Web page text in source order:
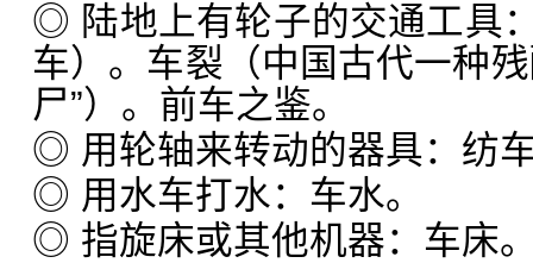
◎ 陆地上有轮子的交通工具
车）。车裂（中国古代一种
尸”）。前车之鉴。
◎ 用轮轴来转动的器具：纺
◎ 用水车打水：车水。
◎ 指旋床或其他机器：车床